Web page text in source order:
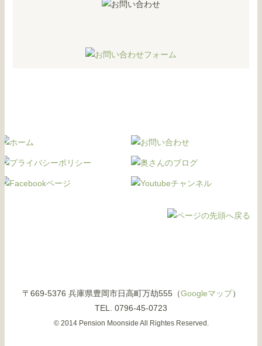
〒669-5376 兵庫県豊岡市日高町万劫555（Googleマップ）
TEL. 0796-45-0723
© 2014 Pension Moonside All Rightes Reserved.